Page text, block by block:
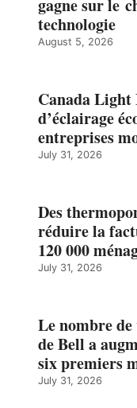
gagne sur le
technologie
August 5, 2026
Canada Light
d’éclairage
entreprises
July 31, 2026
Des
réduire la
120 000
July 31, 2026
Le nombre
de Bell a
six premiers
July 31, 2026